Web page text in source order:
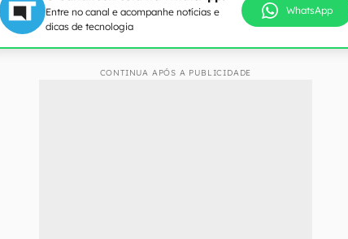
Entre no canal e acompanhe notícias e
dicas de tecnologia
WhatsApp
CONTINUA APÓS A PUBLICIDADE